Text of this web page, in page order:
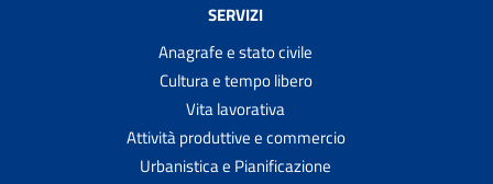
SERVIZI
Anagrafe e stato civile
Cultura e tempo libero
Vita lavorativa
Attività produttive e commercio
Urbanistica e Pianificazione